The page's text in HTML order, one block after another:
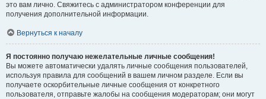
это вам лично. Свяжитесь с администратором конференции для
получения дополнительной информации.
Вернуться к началу
Я постоянно получаю нежелательные личные сообщения!
Вы можете автоматически удалять личные сообщения пользователей,
используя правила для сообщений в вашем личном разделе. Если вы
получаете оскорбительные личные сообщения от конкретного
пользователя, отправьте жалобы на сообщения модераторам; они могут